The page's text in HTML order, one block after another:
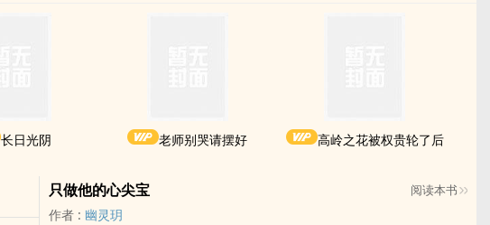
长日光阴 老师别哭请摆好 高岭之花被权贵轮了后
只做他的心尖宝 阅读本书
作者 : 幽灵玥